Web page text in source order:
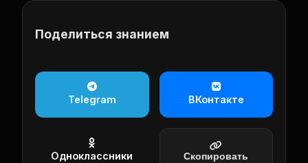
Поделиться знанием
Telegram ВКонтакте
Одноклассники Скопировать